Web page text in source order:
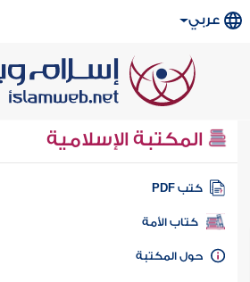
عربي
المكتبة الإسلامية
كتب PDF
كتاب الأمة